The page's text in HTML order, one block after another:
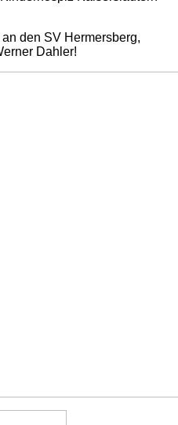
den SV Hermersberg,
Dahler!